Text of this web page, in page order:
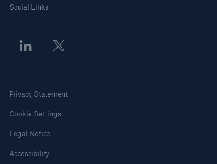
Social Links
Privacy Statement
Cookie Settings
Legal Notice
Accessibility